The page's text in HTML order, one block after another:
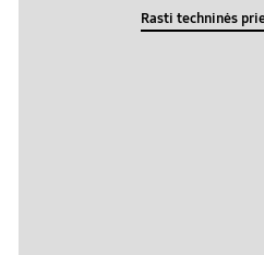
Rasti techninės